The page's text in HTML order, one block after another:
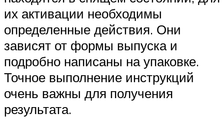
их активации необходимы
определенные действия. Они
зависят от формы выпуска и
подробно написаны на упаковке.
Точное выполнение инструкций
очень важны для получения
результата.